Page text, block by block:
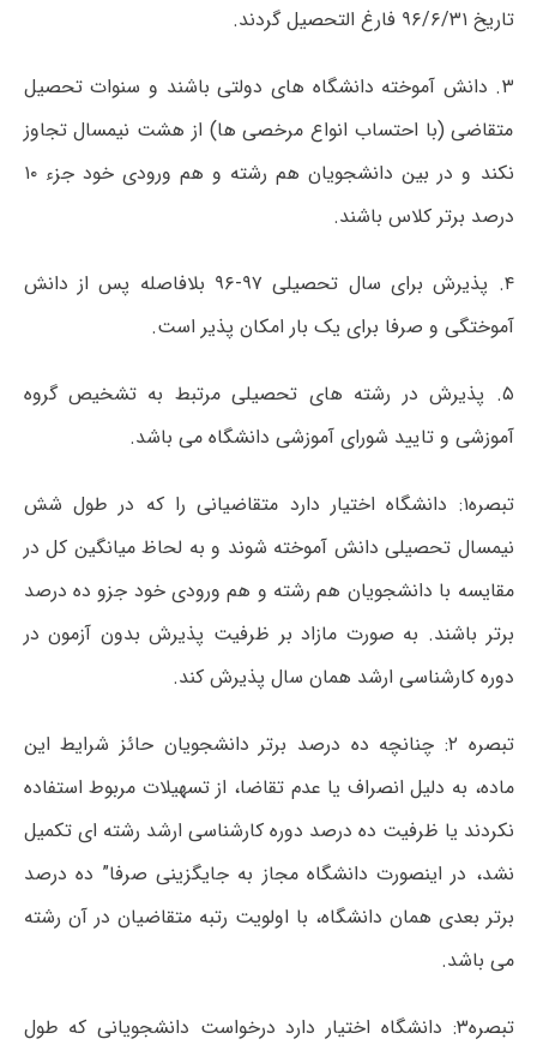
تاریخ ۹۶/۶/۳۱ فارغ التحصیل گردند.
۳. دانش آموخته دانشگاه های دولتی باشند و سنوات تحصیل
متقاضی (با احتساب انواع مرخصی ها) از هشت نیمسال تجاوز
نکند و در بین دانشجویان هم رشته و هم ورودی خود جزء ۱۰
درصد برتر کلاس باشند.
۴. پذیرش برای سال تحصیلی ۹۷-۹۶ بلافاصله پس از دانش
آموختگی و صرفا برای یک بار امکان پذیر است.
۵. پذیرش در رشته های تحصیلی مرتبط به تشخیص گروه
آموزشی و تایید شورای آموزشی دانشگاه می باشد.
تبصره۱: دانشگاه اختیار دارد متقاضیانی را که در طول شش
نیمسال تحصیلی دانش آموخته شوند و به لحاظ میانگین کل در
مقایسه با دانشجویان هم رشته و هم ورودی خود جزو ده درصد
برتر باشند. به صورت مازاد بر ظرفیت پذیرش بدون آزمون در
دوره کارشناسی ارشد همان سال پذیرش کند.
تبصره ۲: چنانچه ده درصد برتر دانشجویان حائز شرایط این
ماده، به دلیل انصراف یا عدم تقاضا، از تسهیلات مربوط استفاده
نکردند یا ظرفیت ده درصد دوره کارشناسی ارشد رشته ای تکمیل
نشد، در اینصورت دانشگاه مجاز به جایگزینی صرفا” ده درصد
برتر بعدی همان دانشگاه، با اولویت رتبه متقاضیان در آن رشته
می باشد.
تبصره۳: دانشگاه اختیار دارد درخواست دانشجویانی که طول